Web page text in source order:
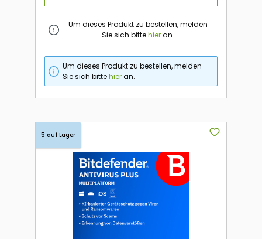
Um dieses Produkt zu bestellen, melden
Sie sich bittehieran.
Um dieses Produkt zu bestellen, melden
Sie sich bittehieran.
5 auf Lager